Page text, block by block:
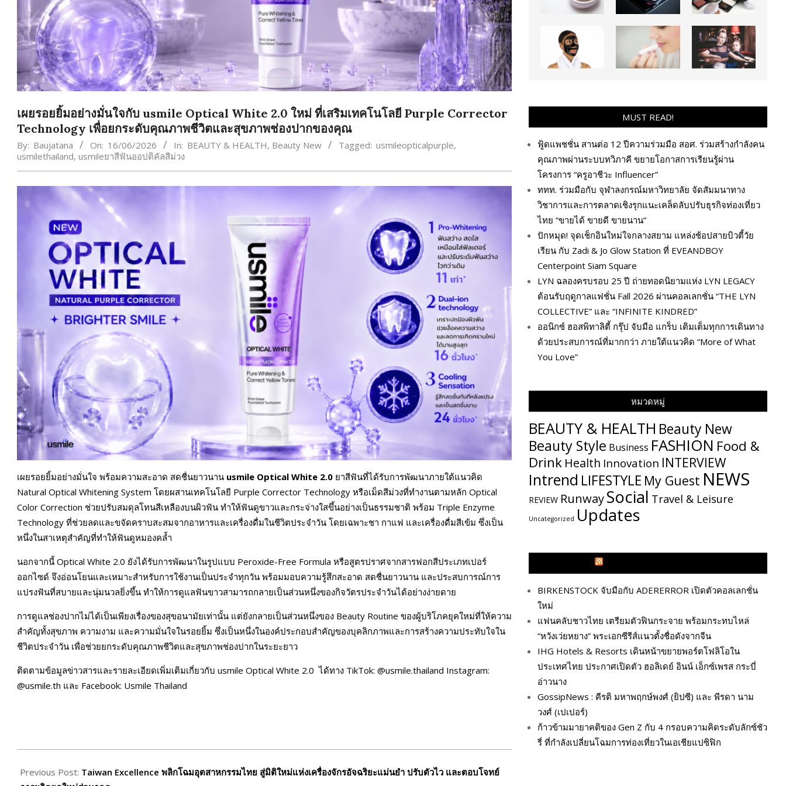
เผยรอยยิ้มอย่างมั่นใจกับ usmile Optical White 2.0 ใหม่ ที่เสริมเทคโนโลยี Purple Corrector
Technology เพื่อยกระดับคุณภาพชีวิตและสุขภาพช่องปากของคุณ
By: Baujatana On: 16/06/2026 In: BEAUTY & HEALTH, Beauty New Tagged: usmileopticalpurple,
usmilethailand, usmileยาสีฟันออปติคัลสีม่วง
เผยรอยยิ้มอย่างมั่นใจ พร้อมความสะอาด สดชื่นยาวนาน usmile Optical White 2.0 ยาสีฟันที่ได้รับการพัฒนาภายใต้แนวคิด
Natural Optical Whitening System โดยผสานเทคโนโลยี Purple Corrector Technology หรือเม็ดสีม่วงที่ทำงานตามหลัก Optical
Color Correction ช่วยปรับสมดุลโทนสีเหลืองบนผิวฟัน ทำให้ฟันดูขาวและกระจ่างใสขึ้นอย่างเป็นธรรมชาติ พร้อม Triple Enzyme
Technology ที่ช่วยลดและขจัดคราบสะสมจากอาหารและเครื่องดื่มในชีวิตประจำวัน โดยเฉพาะชา กาแฟ และเครื่องดื่มสีเข้ม ซึ่งเป็น
หนึ่งในสาเหตุสำคัญที่ทำให้ฟันดูหมองคล้ำ
นอกจากนี้ Optical White 2.0 ยังได้รับการพัฒนาในรูปแบบ Peroxide-Free Formula หรือสูตรปราศจากสารฟอกสีประเภทเปอร์
ออกไซด์ จึงอ่อนโยนและเหมาะสำหรับการใช้งานเป็นประจำทุกวัน พร้อมมอบความรู้สึกสะอาด สดชื่นยาวนาน และประสบการณ์การ
แปรงฟันที่สบายและนุ่มนวลยิ่งขึ้น ทำให้การดูแลฟันขาวสามารถกลายเป็นส่วนหนึ่งของกิจวัตรประจำวันได้อย่างง่ายดาย
การดูแลช่องปากไม่ได้เป็นเพียงเรื่องของสุขอนามัยเท่านั้น แต่ยังกลายเป็นส่วนหนึ่งของ Beauty Routine ของผู้บริโภคยุคใหม่ที่ให้ความ
สำคัญทั้งสุขภาพ ความงาม และความมั่นใจในรอยยิ้ม ซึ่งเป็นหนึ่งในองค์ประกอบสำคัญของบุคลิกภาพและการสร้างความประทับใจใน
ชีวิตประจำวัน เพื่อช่วยยกระดับคุณภาพชีวิตและสุขภาพช่องปากในระยะยาว
ติดตามข้อมูลข่าวสารและรายละเอียดเพิ่มเติมเกี่ยวกับ usmile Optical White 2.0 ได้ทาง TikTok: @usmile.thailand Instagram:
@usmile.th และ Facebook: Usmile Thailand
06-
Previous Post: Taiwan Excellence พลิกโฉมอุตสาหกรรมไทย สู่มิติใหม่แห่งเครื่องจักรอัจฉริยะแม่นยำ ปรับตัวไว และตอบโจทย์
MUST READ!
ฟู้ดแพชชั่น สานต่อ 12 ปีความร่วมมือ สอศ. ร่วมสร้างกำลังคน
คุณภาพผ่านระบบทวิภาคี ขยายโอกาสการเรียนรู้ผ่าน
โครงการ “ครูอาชีวะ Influencer”
ททท. ร่วมมือกับ จุฬาลงกรณ์มหาวิทยาลัย จัดสัมมนาทาง
วิชาการและการตลาดเชิงรุกแนะเคล็ดลับปรับธุรกิจท่องเที่ยว
ไทย “ขายได้ ขายดี ขายนาน”
ปักหมุด! จุดเช็กอินใหม่ใจกลางสยาม แหล่งช้อปสายบิวตี้วัย
เรียน กับ Zadi & Jo Glow Station ที่ EVEANDBOY
Centerpoint Siam Square
LYN ฉลองครบรอบ 25 ปี ถ่ายทอดนิยามแห่ง LYN LEGACY
ต้อนรับฤดูกาลแฟชั่น Fall 2026 ผ่านคอลเลกชั่น “THE LYN
COLLECTIVE” และ “INFINITE KINDRED”
ออนิกซ์ ฮอสพิทาลิตี้ กรุ๊ป จับมือ แกร็บ เติมเต็มทุกการเดินทาง
ด้วยประสบการณ์ที่มากกว่า ภายใต้แนวคิด “More of What
You Love”
หมวดหมู่
BEAUTY & HEALTH Beauty New
Beauty Style Business FASHION Food &
Drink Health Innovation INTERVIEW
Intrend LIFESTYLE My​ Guest NEWS
REVIEW RunwaySocial Travel & Leisure
Uncategorized Updates
BIRKENSTOCK จับมือกับ ADERERROR เปิดตัวคอลเลกชั่น
ใหม่
แฟนคลับชาวไทย เตรียมตัวฟินกระจาย พร้อมกระทบไหล่
“หวังเว่ยหยาง” พระเอกซีรีส์แนวตั้งชื่อดังจากจีน
IHG Hotels & Resorts เดินหน้าขยายพอร์ตโฟลิโอใน
ประเทศไทย ประกาศเปิดตัว ฮอลิเดย์ อินน์ เอ็กซ์เพรส กระบี่
อ่าวนาง
GossipNews : คีรติ มหาพฤกษ์พงศ์ (ยิปซี) และ พีรดา นาม
วงศ์ (เปเปอร์)
ก้าวข้ามมายาคติของ Gen Z กับ 4 กรอบความคิดระดับลักซ์ชัว
รี่ ที่กำลังเปลี่ยนโฉมการท่องเที่ยวในเอเชียแปซิฟิก